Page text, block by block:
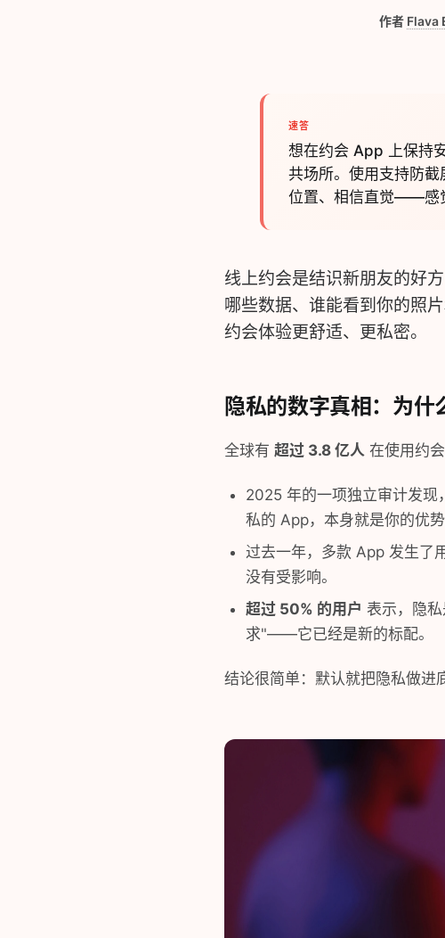
作者 Flava
速答
想在约会 App 上保持
共场所。使用支持防
位置、相信直觉——感
线上约会是结识新朋友的好
哪些数据、谁能看到你的照
约会体验更舒适、更私密。
隐私的数字真相：为什
全球有 超过 3.8 亿人 在使用约
2025 年的一项独立审计发现，
私的 App，本身就是你的优势
过去一年，多款 App 发生了
没有受影响。
超过 50% 的用户 表示，隐
求"——它已经是新的标配。
结论很简单：默认就把隐私做进